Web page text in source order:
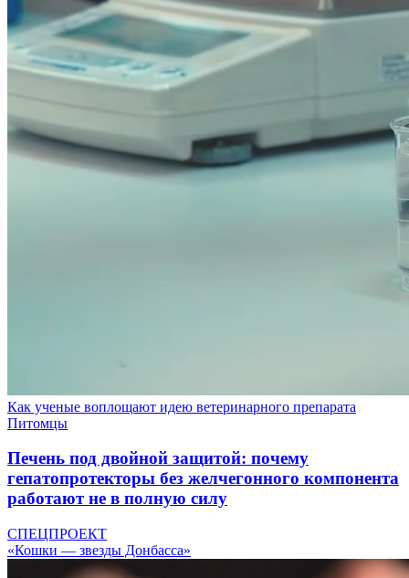
Как ученые воплощают идею ветеринарного препарата
Питомцы
Печень под двойной защитой: почему
гепатопротекторы без желчегонного компонента
работают не в полную силу
СПЕЦПРОЕКТ
«Кошки — звезды Донбасса»